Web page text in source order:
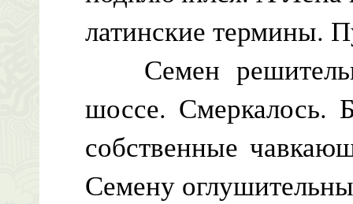
латинские термины.
Семен
шоссе. Смеркалось.
собственные
Семену